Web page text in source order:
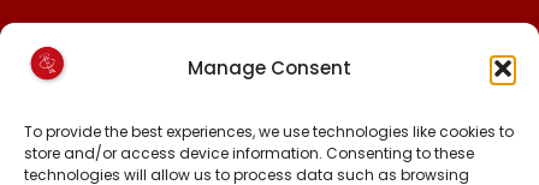
Manage Consent
To provide the best experiences, we use technologies like cookies to
store and/or access device information. Consenting to these
technologies will allow us to process data such as browsing
25027388
KONTO NR:
6471-1511626